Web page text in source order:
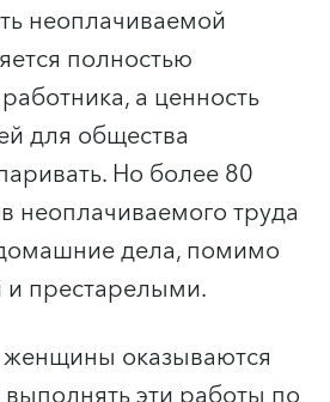
неоплачиваемой
полностью
а ценность
для общества
Но более 80
неоплачиваемого труда
дела, помимо
и престарелыми.
оказываются